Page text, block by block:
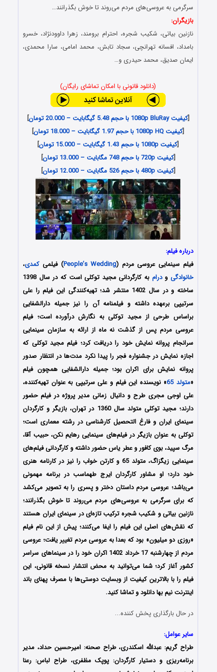
سرگرمی به عروسی‌های مردم می‌روند تا خوش بگذرانند…
بازیگران:
نازنین بیاتی، شکیب شجره، احترام برومند، زهرا داوودنژاد، خسرو
بامداد، افسانه تهرانچی، سجاد تابش، محمد امامی، سارا محمدی،
ایمان صدیق، محمد حیدری و…
(دانلود قانونی با امکان تماشای رایگان)
[کیفیت 1080p BluRay با حجم 5.48 گیگابایت – 20.000 تومان
]
[کیفیت 1080p HQ با حجم 1.97 گیگابایت – 18.000 تومان
]
[کیفیت 1080p با حجم 1.43 گیگابایت – 15.000 تومان
]
[کیفیت 720p با حجم 748 مگابایت – 13.000 تومان
]
[کیفیت 480p با حجم 526 مگابایت – 12.000 تومان ]
درباره فیلم:
فیلم سینمایی عروسی مردم (People’s Wedding) فیلمیکمدی،
خانوادگی ودرام
به کارگردانی مجید توکلی است که در سال 1398
ساخته و در سال 1402 منتشر شد؛ تهیه‌کنندگی این فیلم را علی
سرتیپی برعهده داشته و فیلمنامه آن را نیز جمیله دارالشفایی
براساس طرحی از مجید توکلی به نگارش درآورده‌ است؛ فیلم
عروسی مردم پس از گذشت نه ماه از ارائه به سازمان سینمایی
سرانجام پروانه نمایش خود را دریافت کرد؛ فیلم مجید توکلی که
اجازه نمایش در جشنواره فجر را پیدا نکرد مدت‌ها در انتظار صدور
پروانه نمایش برای اکران بود؛ جمیله دارالشفایی همچون فیلم
«متولد 65
» نویسنده این فیلم و علی سرتیپی به عنوان تهیه‌کننده،
علی اوجی مجری طرح و دانیال زمانی مدیر پروژه در فیلم حضور
دارند؛ مجید توکلی متولد سال 1360 در تهران، بازیگر و کارگردان
سینمای ایران و فارغ التحصیل کارشناسی در رشته معماری است؛
توکلی به عنوان بازیگر در فیلم‌های سینمایی رهایم نکن، حبیب آقا،
مرگ سپید، بوی کافور و عطر یاس حضور داشته و کارگردانی فیلم‌های
سینمایی زیگزاگ، متولد 65 و کارتن خواب را نیز در کارنامه هنری
خود دارد؛ او مشاور کارگردان ایرج طهماسب در برنامه مهمونی
می‌باشد؛ عروسی مردم داستان دختر و پسری را به تصویر می‌کشد
که برای سرگرمی به عروسی‌های مردم می‌روند تا خوش بگذرانند؛
نازنین بیاتی و شکیب شجره ترکیب تازه‌ای در سینمای ایران هستند
که نقش‌های اصلی این فیلم را ایفا می‌کنند؛ پیش از این نام فیلم
«روزی دو میلیون» بود که بعدا به عروسی مردم تغییر یافت؛ عروسی
مردم از چهارشنبه 17 خرداد 1402 اکران خود را در سینماهای سراسر
کشور آغاز کرد؛ شما می‌توانید به محض انتشار نسخه قانونی، این
فیلم را با بالاترین کیفیت از وبسایت دوستی‌ها با مصرف پهنای باند
اینترنت نیم بها دانلود و تماشا کنید.
در حال بارگذاری پخش کننده...
سایر عوامل:
طراح گریم: عبدالله اسکندری، طراح صحنه: امیرحسین حداد، مدیر
برنامه‌ریزی و دستیار کارگردان: پوپک مظفری، طراح لباس: رعنا